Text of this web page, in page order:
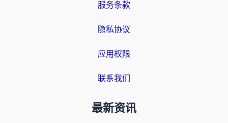
服务条款
隐私协议
应用权限
联系我们
最新资讯